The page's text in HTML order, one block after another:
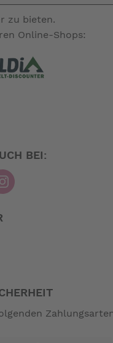
zu bieten.
Online-Shops:
BEI: